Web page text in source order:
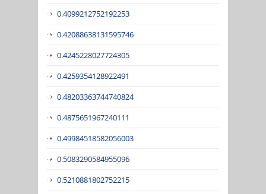
0.4099212752192253
0.42088638131595746
0.4245228027724305
0.4259354128922491
0.48203363744740824
0.4875651967240111
0.49984518582056003
0.5083290584955096
0.5210881802752215